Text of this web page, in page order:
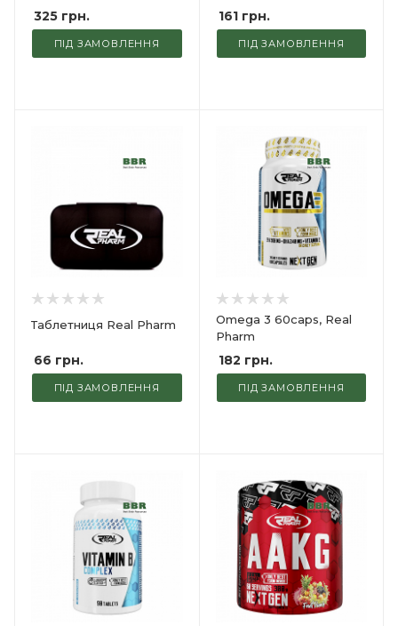
325 грн.
ПІД ЗАМОВЛЕННЯ
161грн.
ПІД ЗАМОВЛЕННЯ
Таблетниця Real Pharm
66 грн.
ПІД ЗАМОВЛЕННЯ
Omega 3 60caps, Real
Pharm
182 грн.
ПІД ЗАМОВЛЕННЯ